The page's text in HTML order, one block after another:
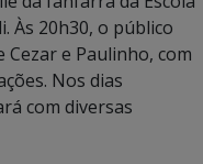
Às 20h30, o público
e Paulinho, com
Nos dias
com diversas